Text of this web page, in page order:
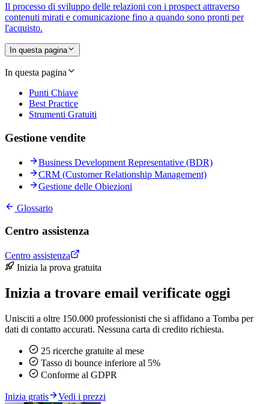
Il processo di sviluppo delle relazioni con i prospect attraverso
contenuti mirati e comunicazione fino a quando sono pronti per
l'acquisto.
In questa pagina
In questa pagina
Punti Chiave
Best Practice
Strumenti Gratuiti
Gestione vendite
Business Development Representative (BDR)
CRM (Customer Relationship Management)
Gestione delle Obiezioni
Glossario
Centro assistenza
Centro assistenza
Inizia la prova gratuita
Inizia a trovare email verificate oggi
Unisciti a oltre 150.000 professionisti che si affidano a Tomba per
dati di contatto accurati. Nessuna carta di credito richiesta.
25 ricerche gratuite al mese
Tasso di bounce inferiore al 5%
Conforme al GDPR
Inizia gratis Vedi i prezzi